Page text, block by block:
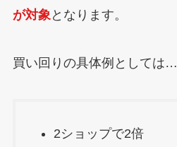
が対象 となります。
買い回りの具体例としては…
2ショップで2倍